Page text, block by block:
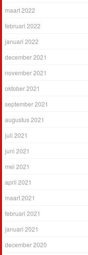
maart 2022
februari 2022
januari 2022
december 2021
november 2021
oktober 2021
september 2021
augustus 2021
juli 2021
juni 2021
mei 2021
april 2021
maart 2021
februari 2021
januari 2021
december 2020